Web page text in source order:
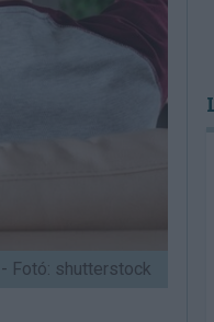
- Fotó: shutterstock